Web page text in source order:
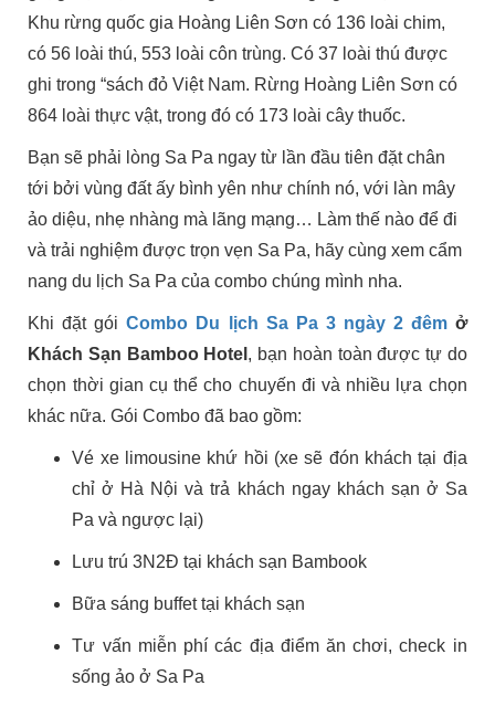
Khu rừng quốc gia Hoàng Liên Sơn có 136 loài chim,
có 56 loài thú, 553 loài côn trùng. Có 37 loài thú được
ghi trong “sách đỏ Việt Nam. Rừng Hoàng Liên Sơn có
864 loài thực vật, trong đó có 173 loài cây thuốc.
Bạn sẽ phải lòng Sa Pa ngay từ lần đầu tiên đặt chân
tới bởi vùng đất ấy bình yên như chính nó, với làn mây
ảo diệu, nhẹ nhàng mà lãng mạng… Làm thế nào để đi
và trải nghiệm được trọn vẹn Sa Pa, hãy cùng xem cẩm
nang du lịch Sa Pa của combo chúng mình nha.
Khi đặt góiCombo Du lịch Sa Pa 3 ngày 2 đêmở
Khách Sạn Bamboo Hotel , bạn hoàn toàn được tự do
chọn thời gian cụ thể cho chuyến đi và nhiều lựa chọn
khác nữa. Gói Combo đã bao gồm:
Vé xe limousine khứ hồi (xe sẽ đón khách tại địa
chỉ ở Hà Nội và trả khách ngay khách sạn ở Sa
Pa và ngược lại)
Lưu trú 3N2Đ tại khách sạn Bambook
Bữa sáng buffet tại khách sạn
Tư vấn miễn phí các địa điểm ăn chơi, check in
sống ảo ở Sa Pa